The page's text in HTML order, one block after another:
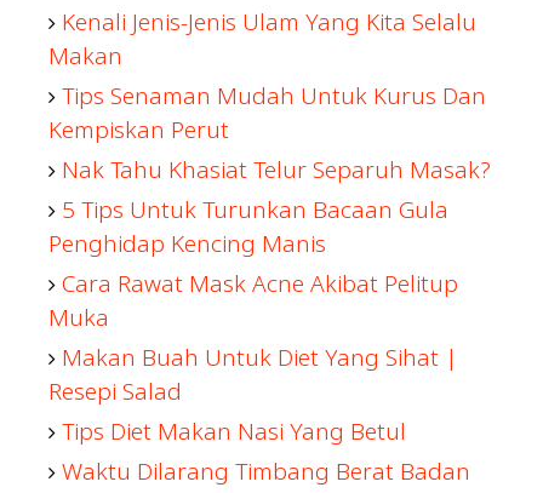
Kenali Jenis-Jenis Ulam Yang Kita Selalu
Makan
Tips Senaman Mudah Untuk Kurus Dan
Kempiskan Perut
Nak Tahu Khasiat Telur Separuh Masak?
5 Tips Untuk Turunkan Bacaan Gula
Penghidap Kencing Manis
Cara Rawat Mask Acne Akibat Pelitup
Muka
Makan Buah Untuk Diet Yang Sihat |
Resepi Salad
Tips Diet Makan Nasi Yang Betul
Waktu Dilarang Timbang Berat Badan